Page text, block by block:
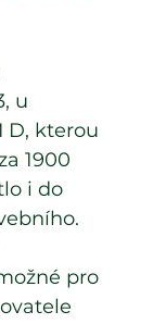
u
D, kterou
1900
i do
pro